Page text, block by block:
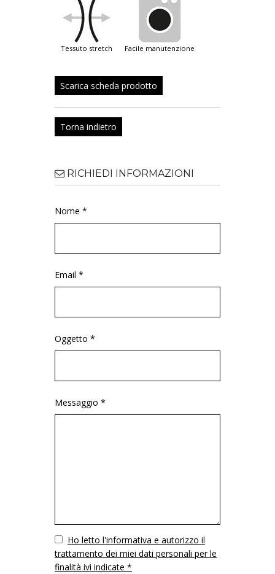
tessuto stretch facile manutenzione
Scarica scheda prodotto
Torna indietro
RICHIEDI INFORMAZIONI
Nome *
Email *
Oggetto *
Messaggio *
VuotoHo letto l'informativa e autorizzo il
trattamento dei miei dati personali per le
finalità ivi indicate *